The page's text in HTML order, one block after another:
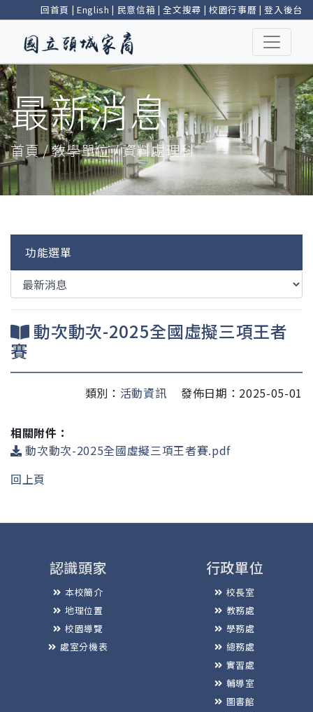
回首頁 | English | 民意信箱 |全文搜尋 | 校園行事曆 |登入後台
最新消息
首頁 / 教學單位 / 資料處理科
功能選單
動次動次-2025全國虛擬三項王者
賽
類別： 活動資訊 發佈日期：2025-05-01
相關附件：
動次動次-2025全國虛擬三項王者賽.pdf
回上頁
認識頭家
本校簡介
地理位置
校園導覽
處室分機表
行政單位
校長室
教務處
學務處
總務處
實習處
輔導室
圖書館